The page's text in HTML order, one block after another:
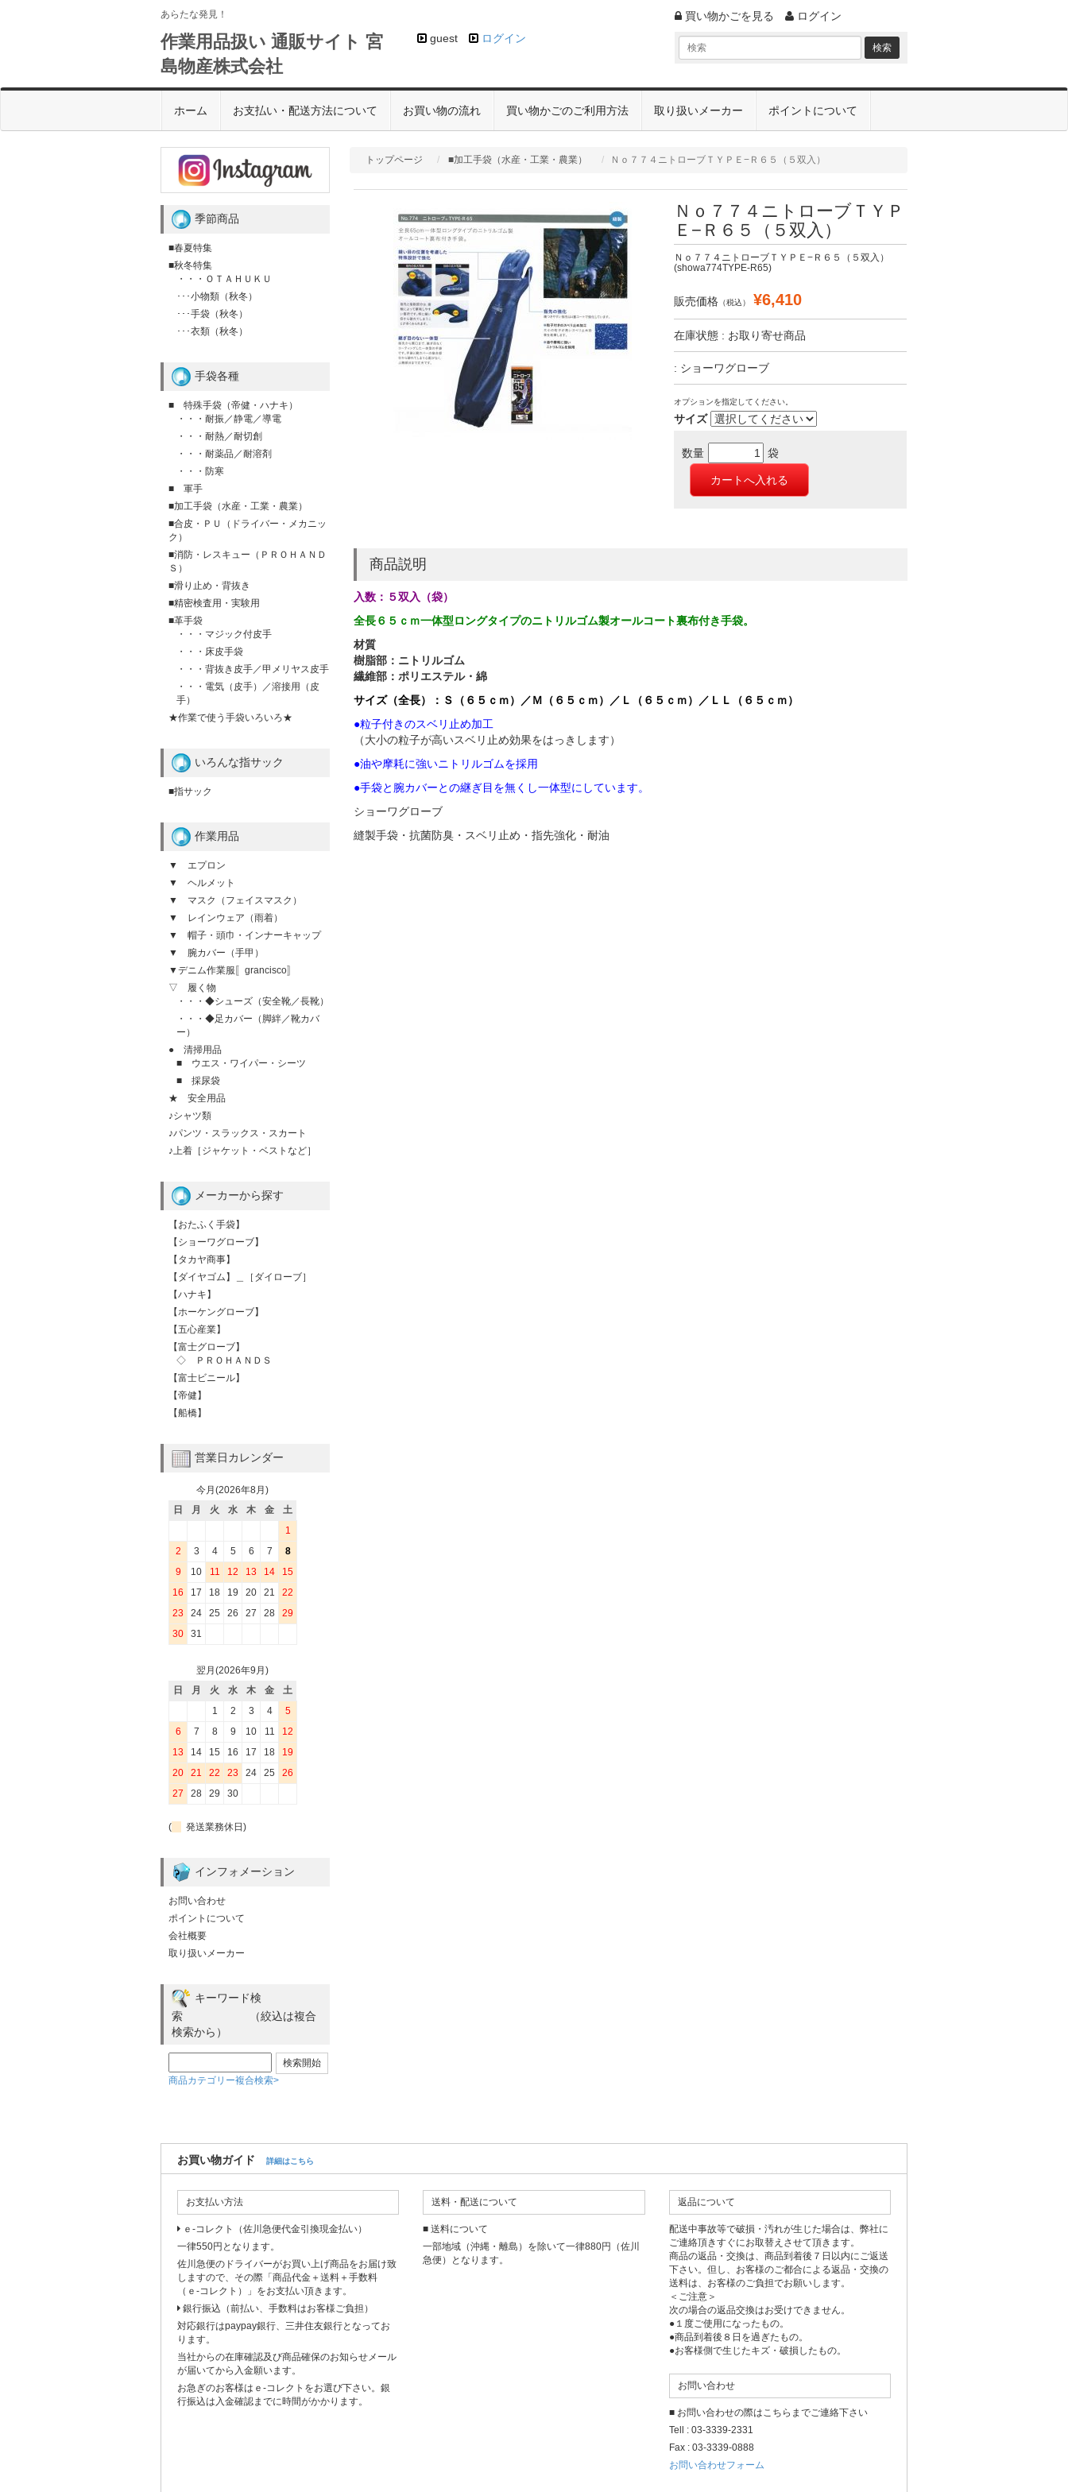
あらたな発見！
作業用品扱い 通販サイト 宮
島物産株式会社
guest ログイン
買い物かごを見る ログイン
ホーム お支払い・配送方法について お買い物の流れ 買い物かごのご利用方法 取り扱いメーカー ポイントについて
トップページ ■加工手袋（水産・工業・農業） Ｎｏ７７４ニトローブＴＹＰＥ−Ｒ６５（５双入）
Ｎｏ７７４ニトローブＴＹＰ
Ｅ−Ｒ６５（５双入）
Ｎｏ７７４ニトローブＴＹＰＥ−Ｒ６５（５双入）
(showa774TYPE-R65)
販売価格（税込） ¥6,410
在庫状態 : お取り寄せ商品
: ショーワグローブ
オプションを指定してください。
サイズ
数量 袋
商品説明
入数：５双入（袋）
全長６５ｃｍ一体型ロングタイプのニトリルゴム製オールコート裏布付き手袋。
材質
樹脂部：ニトリルゴム
繊維部：ポリエステル・綿
サイズ（全長）：Ｓ（６５ｃｍ）／Ｍ（６５ｃｍ）／Ｌ（６５ｃｍ）／ＬＬ（６５ｃｍ）
●粒子付きのスベリ止め加工
（大小の粒子が高いスベリ止め効果をはっきします）
●油や摩耗に強いニトリルゴムを採用
●手袋と腕カバーとの継ぎ目を無くし一体型にしています。
ショーワグローブ
縫製手袋・抗菌防臭・スベリ止め・指先強化・耐油
季節商品
■春夏特集
■秋冬特集
・・・ＯＴＡＨＵＫＵ
･･･小物類（秋冬）
･･･手袋（秋冬）
･･･衣類（秋冬）
手袋各種
■ 特殊手袋（帝健・ハナキ）
・・・耐振／静電／導電
・・・耐熱／耐切創
・・・耐薬品／耐溶剤
・・・防寒
■ 軍手
■加工手袋（水産・工業・農業）
■合皮・ＰＵ（ドライバー・メカニッ
ク）
■消防・レスキュー（ＰＲＯＨＡＮＤ
Ｓ）
■滑り止め・背抜き
■精密検査用・実験用
■革手袋
・・・マジック付皮手
・・・床皮手袋
・・・背抜き皮手／甲メリヤス皮手
・・・電気（皮手）／溶接用（皮
手）
★作業で使う手袋いろいろ★
いろんな指サック
■指サック
作業用品
▼ エプロン
▼ ヘルメット
▼ マスク（フェイスマスク）
▼ レインウェア（雨着）
▼ 帽子・頭巾・インナーキャップ
▼ 腕カバー（手甲）
▼デニム作業服〚grancisco〛
▽ 履く物
・・・◆シューズ（安全靴／長靴）
・・・◆足カバー（脚絆／靴カバ
ー）
● 清掃用品
■ ウエス・ワイパー・シーツ
■ 採尿袋
★ 安全用品
♪シャツ類
♪パンツ・スラックス・スカート
♪上着［ジャケット・ベストなど］
メーカーから探す
【おたふく手袋】
【ショーワグローブ】
【タカヤ商事】
【ダイヤゴム】＿［ダイローブ］
【ハナキ】
【ホーケングローブ】
【五心産業】
【富士グローブ】
◇ ＰＲＯＨＡＮＤＳ
【富士ビニール】
【帝健】
【船橋】
営業日カレンダー
今月(2026年8月)
日
月 火 水 木 金
土
1
2
3 4 5 6 7
8
9
10 11 12 13 14
15
16
17 18 19 20 21
22
23
24 25 26 27 28
29
30
31
翌月(2026年9月)
日
月 火 水 木 金
土
1
2 3 4
5
6
7 8 9 10 11
12
13
14 15 16 17 18
19
20
21 22 23 24 25
26
27
28 29 30
( 発送業務休日)
インフォメーション
お問い合わせ
ポイントについて
会社概要
取り扱いメーカー
キーワード検
索 （絞込は複合
検索から）
商品カテゴリー複合検索>
お買い物ガイド 詳細はこちら
お支払い方法
ｅ-コレクト（佐川急便代金引換現金払い）
一律550円となります。
佐川急便のドライバーがお買い上げ商品をお届け致
しますので、その際「商品代金＋送料＋手数料
（ｅ-コレクト）」をお支払い頂きます。
銀行振込（前払い、手数料はお客様ご負担）
対応銀行はpaypay銀行、三井住友銀行となってお
ります。
当社からの在庫確認及び商品確保のお知らせメール
が届いてから入金願います。
お急ぎのお客様はｅ-コレクトをお選び下さい。銀
行振込は入金確認までに時間がかかります。
送料・配送について
■ 送料について
一部地域（沖縄・離島）を除いて一律880円（佐川
急便）となります。
返品について
配送中事故等で破損・汚れが生じた場合は、弊社に
ご連絡頂きすぐにお取替えさせて頂きます。
商品の返品・交換は、商品到着後７日以内にご返送
下さい。但し、お客様のご都合による返品・交換の
送料は、お客様のご負担でお願いします。
＜ご注意＞
次の場合の返品交換はお受けできません。
●１度ご使用になったもの。
●商品到着後８日を過ぎたもの。
●お客様側で生じたキズ・破損したもの。
お問い合わせ
■ お問い合わせの際はこちらまでご連絡下さい
Tell : 03-3339-2331
Fax : 03-3339-0888
お問い合わせフォーム